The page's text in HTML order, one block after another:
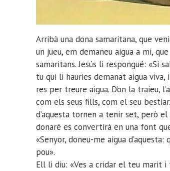
Arribà una dona samaritana, que
un jueu, em demaneu aigua a mi,
samaritans. Jesús li respongué: «Si
tu qui li hauries demanat aigua
res per treure aigua. D’on la traieu,
com els seus fills, com el seu
d’aquesta tornen a tenir set, però
donaré es convertirà en una font
«Senyor, doneu-me aigua
pou».
Ell li diu: «Ves a cridar el teu marit i